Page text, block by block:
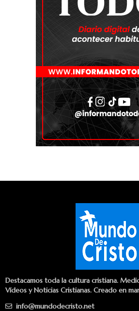
Destacamos toda la cultura cristiana.
Vídeos y Noticias Cristianas. Creado en
info@mundodecristo.net